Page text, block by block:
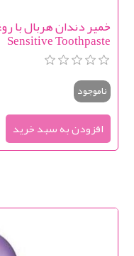
Sensitive Toothpaste
ناموجود